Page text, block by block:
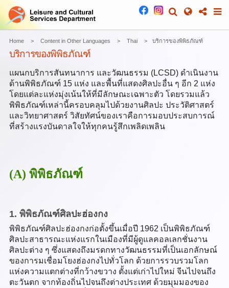
Home Content in Other Languages Thai บริการของพิพิธภัณฑ์
บริการของพิพิธภัณฑ์
แผนกบริการสันทนาการ และวัฒนธรรม (LCSD) ดำเนินงาน
ด้านพิพิธภัณฑ์ 15 แห่ง และพื้นที่แสดงศิลปะอื่น ๆ อีก 2 แห่ง
โดยแต่ละแห่งมุ่งเน้นให้ที่มีลักษณะเฉพาะตัว โดยรวมแล้ว
พิพิธภัณฑ์เหล่านี้ครอบคลุมไปด้วยงานศิลปะ ประวัติศาสตร์
และวิทยาศาสตร์ วิสัยทัศน์ของเราคือการมอบประสบการณ์
ที่สร้างแรงบันดาลใจให้ทุกคนรู้สึกเพลิดเพลิน
(A) พิพิธภัณฑ์
1. พิพิธภัณฑ์ศิลปะฮ่องกง
พิพิธภัณฑ์ศิลปะฮ่องกงก่อตั้งขึ้นเมื่อปี 1962 เป็นพิพิธภัณฑ์
ศิลปะสาธารณะแห่งแรกในเมืองที่มีผู้ดูแลคอลเลกชั่นงาน
ศิลปะต่าง ๆ ซึ่งแสดงถึงมรดกทางวัฒนธรรมที่เป็นเอกลักษณ์
ของการมเชื่อมโยงฮ่องกงไปทั่วโลก ด้วยการรวบรวมโลก
แห่งความแตกต่างที่กว้างขวาง ตั้งแต่เก่าไปใหม่ จีนไปจนถึง
ตะวันตก จากท้องถิ่นไปจนถึงต่างประเทศ ด้วยมุมมองของ